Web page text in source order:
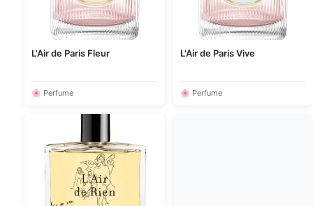
L'Air de Paris Fleur
🌸 Perfume
L'Air de Paris Vive
🌸 Perfume